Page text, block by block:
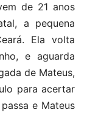
de 21 anos
a pequena
Ela volta
e aguarda
de Mateus,
para acertar
e Mateus